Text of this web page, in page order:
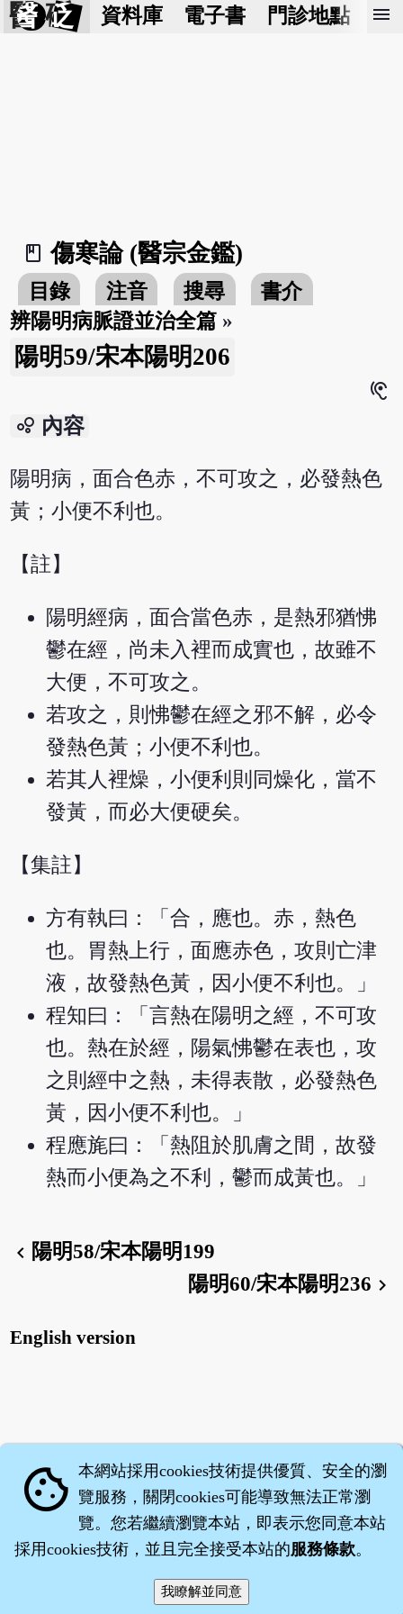
醫 砭 資料庫 電子書 門診地點 預
menu
book_2
傷寒論 (醫宗金鑑)
目錄 注音 搜尋
書介
辨陽明病脈證並治全篇 »
陽明59/宋本陽明206
hearing
bubble_chart 內容
陽明病，面合色赤，不可攻之，必發熱色
黃；小便不利也。
【註】
陽明經病，面合當色赤，是熱邪猶怫
鬱在經，尚未入裡而成實也，故雖不
大便，不可攻之。
若攻之，則怫鬱在經之邪不解，必令
發熱色黃；小便不利也。
若其人裡燥，小便利則同燥化，當不
發黃，而必大便硬矣。
【集註】
方有執曰：「合，應也。赤，熱色
也。胃熱上行，面應赤色，攻則亡津
液，故發熱色黃，因小便不利也。」
程知曰：「言熱在陽明之經，不可攻
也。熱在於經，陽氣怫鬱在表也，攻
之則經中之熱，未得表散，必發熱色
黃，因小便不利也。」
程應旄曰：「熱阻於肌膚之間，故發
熱而小便為之不利，鬱而成黃也。」
chevron_left 陽明58/宋本陽明199
陽明60/宋本陽明236 chevron_right
English version
‧沈藥子©2008～2026
cookie 本網站採用cookies技術提供優質、安全的瀏
覽服務，關閉cookies可能導致無法正常瀏
覽。您若繼續瀏覽本站，即表示您同意本站
採用cookies技術，並且完全接受本站的服務條款。